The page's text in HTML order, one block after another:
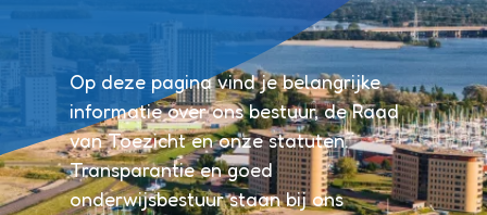
Op deze pagina vind je belangrijke
informatie over ons bestuur, de Raad
van Toezicht en onze statuten.
Transparantie en goed
onderwijsbestuur staan bij ons